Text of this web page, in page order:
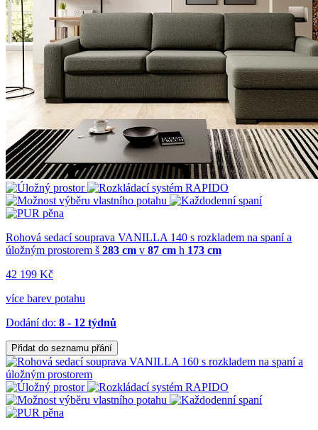
Rohová sedací souprava VANILLA 140 s rozkladem na spaní a
úložným prostorem š 283 cm v 87 cm h 173 cm
42 199 Kč
více barev potahu
Dodání do: 8 - 12 týdnů
Přidat do seznamu přání